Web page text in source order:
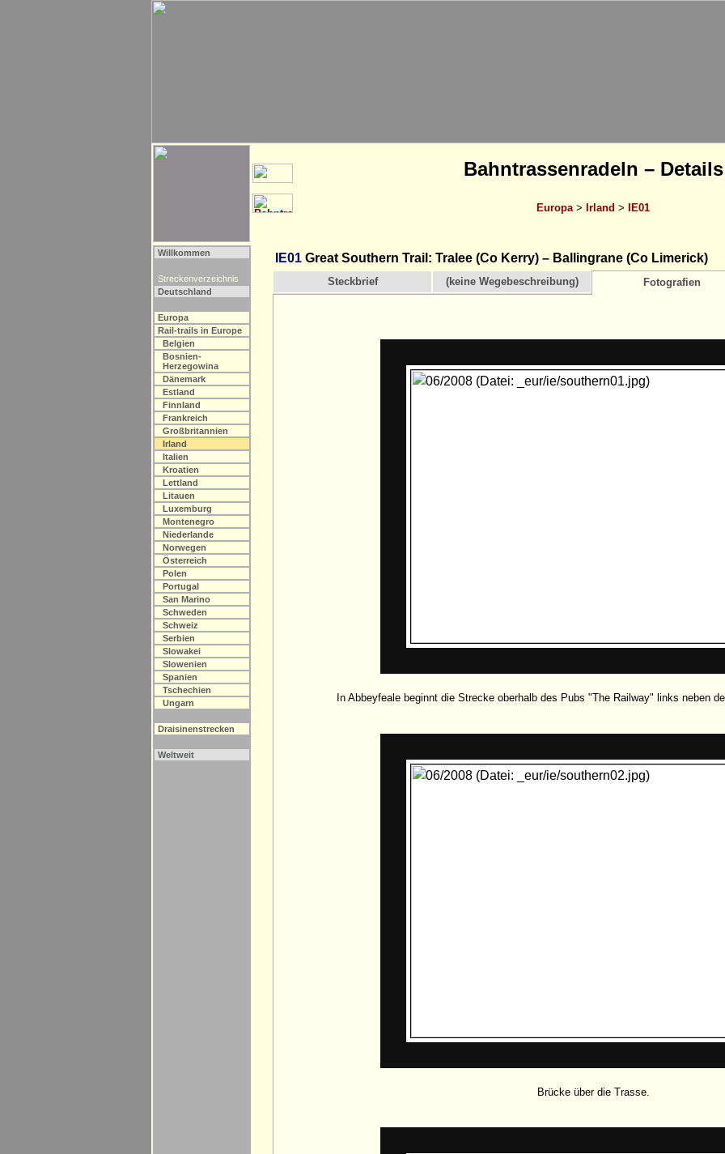
Bahntrassenradeln – Details
Europa > Irland > IE01
Willkommen
Streckenverzeichnis
Deutschland
Europa
Rail-trails in Europe
Belgien
Bosnien-
Herzegowina
Dänemark
Estland
Finnland
Frankreich
Großbritannien
Irland
Italien
Kroatien
Lettland
Litauen
Luxemburg
Montenegro
Niederlande
Norwegen
Österreich
Polen
Portugal
San Marino
Schweden
Schweiz
Serbien
Slowakei
Slowenien
Spanien
Tschechien
Ungarn
Draisinenstrecken
Weltweit
IE01 Great Southern Trail: Tralee (Co Kerry) – Ballingrane (Co Limerick)
Steckbrief (keine Wegebeschreibung) Fotografien
In Abbeyfeale beginnt die Strecke oberhalb des Pubs "The Railway" links neben
Brücke über die Trasse.